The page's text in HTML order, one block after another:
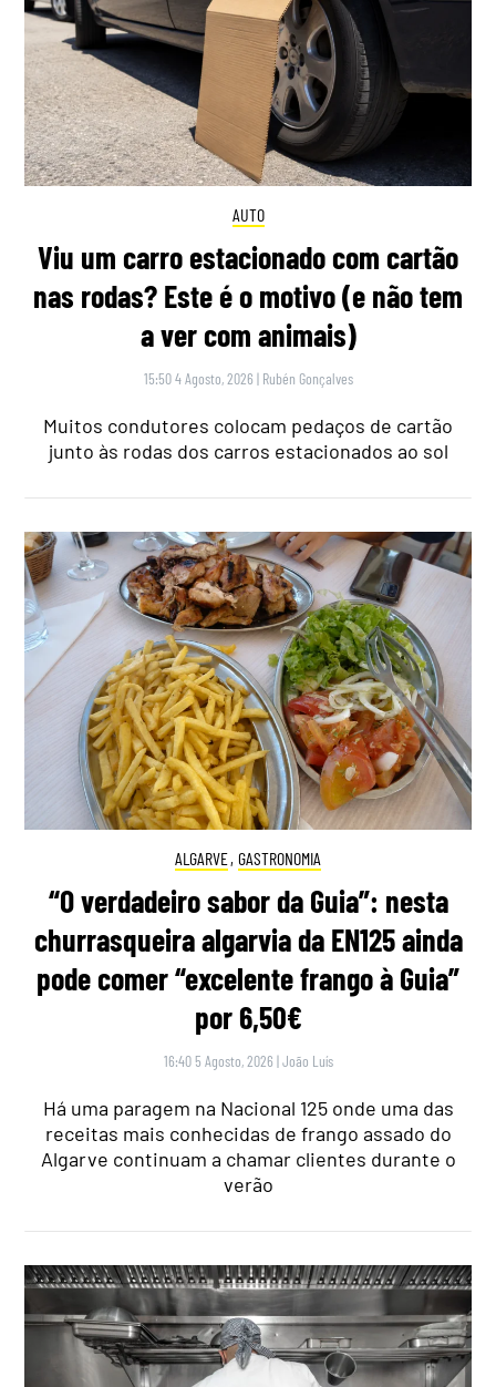
AUTO
Viu um carro estacionado com cartão
nas rodas? Este é o motivo (e não tem
a ver com animais)
15:50 4 Agosto, 2026 | Rubén Gonçalves
Muitos condutores colocam pedaços de cartão
junto às rodas dos carros estacionados ao sol
ALGARVE, GASTRONOMIA
“O verdadeiro sabor da Guia”: nesta
churrasqueira algarvia da EN125 ainda
pode comer “excelente frango à Guia”
por 6,50€
16:40 5 Agosto, 2026 |João Luís
Há uma paragem na Nacional 125 onde uma das
receitas mais conhecidas de frango assado do
Algarve continuam a chamar clientes durante o
verão